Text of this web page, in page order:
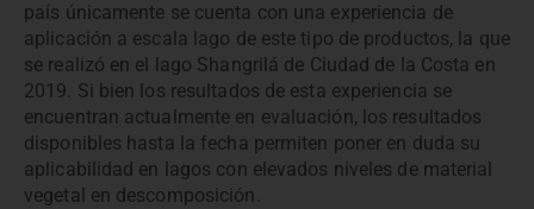
país únicamente se cuenta con una experiencia de
aplicación a escala lago de este tipo de productos, la que
se realizó en el lago Shangrilá de Ciudad de la Costa en
2019. Si bien los resultados de esta experiencia se
encuentran actualmente en evaluación, los resultados
disponibles hasta la fecha permiten poner en duda su
aplicabilidad en lagos con elevados niveles de material
vegetal en descomposición.